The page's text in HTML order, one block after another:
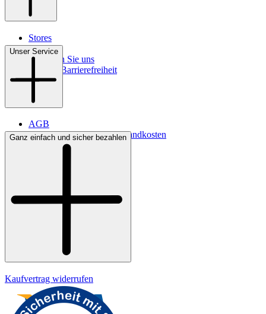
Stores
Kontakt
So finden Sie uns
Digitale Barrierefreiheit
Unser Service
AGB
Lieferbedingungen & Versandkosten
Bezahlung
Ganz einfach und sicher bezahlen
Kaufvertrag widerrufen